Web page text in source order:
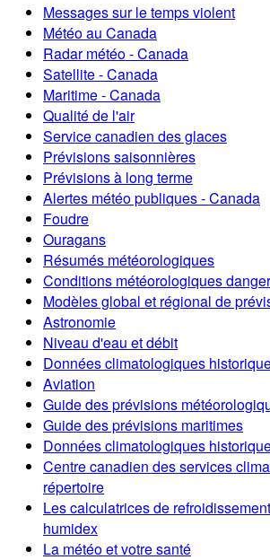
Messages sur le temps violent
Météo au Canada
Radar météo - Canada
Satellite - Canada
Maritime - Canada
Qualité de l'air
Service canadien des glaces
Prévisions saisonnières
Prévisions à long terme
Alertes météo publiques - Canada
Foudre
Ouragans
Résumés météorologiques
Conditions météorologiques
Modèles global et régional de
Astronomie
Niveau d'eau et débit
Données climatologiques
Aviation
Guide des prévisions
Guide des prévisions maritimes
Données climatologiques
Centre canadien des services
répertoire
Les calculatrices de
humidex
La météo et votre santé